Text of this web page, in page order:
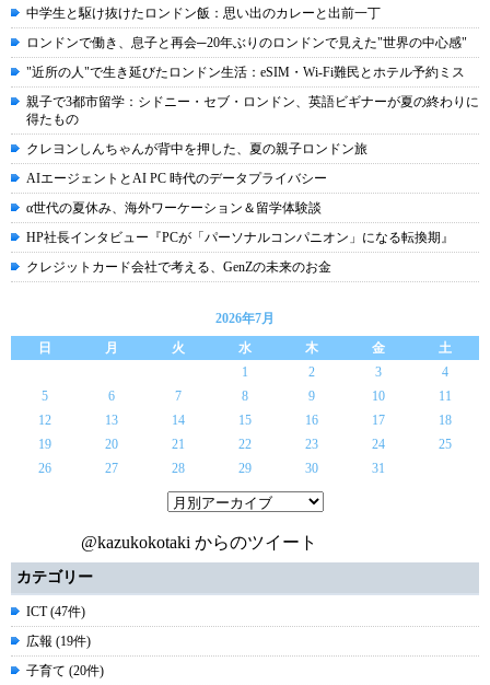
中学生と駆け抜けたロンドン飯：思い出のカレーと出前一丁
ロンドンで働き、息子と再会─20年ぶりのロンドンで見えた"世界の中心感"
"近所の人"で生き延びたロンドン生活：eSIM・Wi-Fi難民とホテル予約ミス
親子で3都市留学：シドニー・セブ・ロンドン、英語ビギナーが夏の終わりに
得たもの
クレヨンしんちゃんが背中を押した、夏の親子ロンドン旅
AIエージェントとAI PC 時代のデータプライバシー
α世代の夏休み、海外ワーケーション＆留学体験談
HP社長インタビュー『PCが「パーソナルコンパニオン」になる転換期』
クレジットカード会社で考える、GenZの未来のお金
2026年7月
日
月 火 水 木 金
土
1
2 3
4
5
6 7 8 9 10
11
12
13 14 15 16 17
18
19
20 21 22 23 24
25
26
27 28 29 30 31
@kazukokotaki からのツイート
カテゴリー
ICT (47件)
広報 (19件)
子育て (20件)